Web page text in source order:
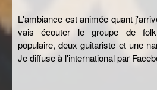
L'ambiance est animée quant
vais écouter le groupe de folk
populaire, deux guitariste et une
Je diffuse à l'international par